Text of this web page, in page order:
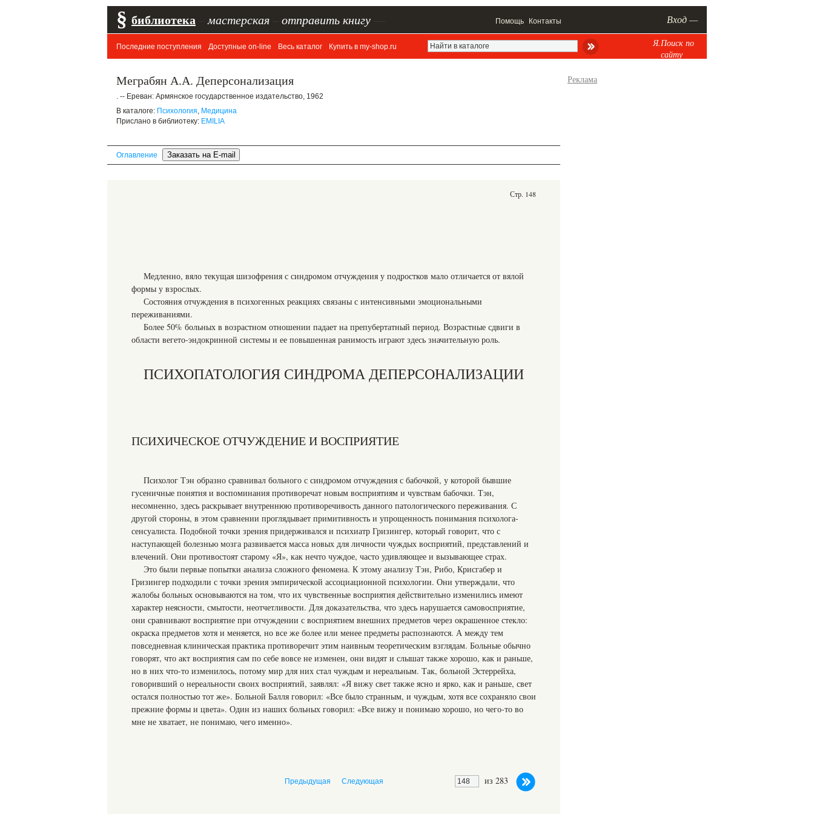
§ библиотека мастерская отправить книгу Помощь Контакты Вход —
Последние поступления Доступные on-line Весь каталог Купить в my-shop.ru
Я.Поиск по
сайту
Меграбян А.А. Деперсонализация
. -- Ереван: Армянское государственное издательство, 1962
В каталоге: Психология, Медицина
Прислано в библиотеку: EMILIA
Оглавление
Стр. 148
Медленно, вяло текущая шизофрения с синдромом отчуждения у подростков мало отличается от вялой
формы у взрослых.
Состояния отчуждения в психогенных реакциях связаны с интенсивными эмоциональными
переживаниями.
Более 50% больных в возрастном отношении падает на препубертатный период. Возрастные сдвиги в
области вегето-эндокринной системы и ее повышенная ранимость играют здесь значительную роль.
ПСИХОПАТОЛОГИЯ СИНДРОМА ДЕПЕРСОНАЛИЗАЦИИ
ПСИХИЧЕСКОЕ ОТЧУЖДЕНИЕ И ВОСПРИЯТИЕ
Психолог Тэн образно сравнивал больного с синдромом отчуждения с бабочкой, у которой бывшие
гусеничные понятия и воспоминания противоречат новым восприятиям и чувствам бабочки. Тэн,
несомненно, здесь раскрывает внутреннюю противоречивость данного патологического переживания. С
другой стороны, в этом сравнении проглядывает примитивность и упрощенность понимания психолога-
сенсуалиста. Подобной точки зрения придерживался и психиатр Гризингер, который говорит, что с
наступающей болезнью мозга развивается масса новых для личности чуждых восприятий, представлений и
влечений. Они противостоят старому «Я», как нечто чуждое, часто удивляющее и вызывающее страх.
Это были первые попытки анализа сложного феномена. К этому анализу Тэн, Рибо, Крисгабер и
Гризингер подходили с точки зрения эмпирической ассоциационной психологии. Они утверждали, что
жалобы больных основываются на том, что их чувственные восприятия действительно изменились имеют
характер неясности, смытости, неотчетливости. Для доказательства, что здесь нарушается самовосприятие,
они сравнивают восприятие при отчуждении с восприятием внешних предметов через окрашенное стекло:
окраска предметов хотя и меняется, но все же более или менее предметы распознаются. А между тем
повседневная клиническая практика противоречит этим наивным теоретическим взглядам. Больные обычно
говорят, что акт восприятия сам по себе вовсе не изменен, они видят и слышат также хорошо, как и раньше,
но в них что-то изменилось, потому мир для них стал чуждым и нереальным. Так, больной Эстеррейха,
говоривший о нереальности своих восприятий, заявлял: «Я вижу свет также ясно и ярко, как и раньше, свет
остался полностью тот же». Больной Балля говорил: «Все было странным, и чуждым, хотя все сохраняло свои
прежние формы и цвета». Один из наших больных говорил: «Все вижу и понимаю хорошо, но чего-то во
мне не хватает, не понимаю, чего именно».
из 283
Предыдущая Следующая
Реклама